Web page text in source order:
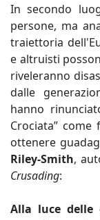
In secondo
persone, ma
traiettoria
e altruisti
riveleranno
dalle
hanno
Crociata”
ottenere
Riley-Smith,
Crusading:
Alla luce delle